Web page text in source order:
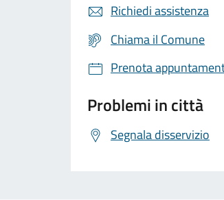
Richiedi assistenza
Chiama il Comune
Prenota
Problemi in città
Segnala disservizio